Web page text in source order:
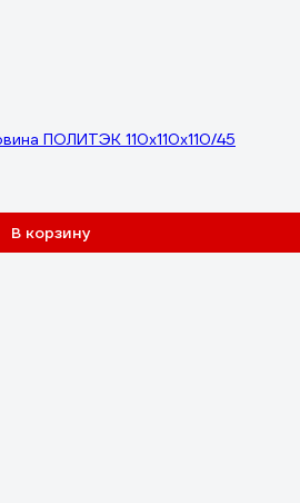
ПОЛИТЭК 110x110x110/45
В корзину